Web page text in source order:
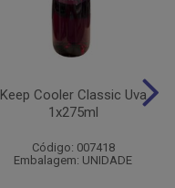
Keep Cooler Classic Uva
1x275ml
Código: 007418
Embalagem: UNIDADE